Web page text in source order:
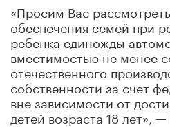
«Просим Вас
обеспечения семей при
ребенка единожды
вместимостью не менее
отечественного
собственности за счет
вне зависимости от
детей возраста 18 лет»,